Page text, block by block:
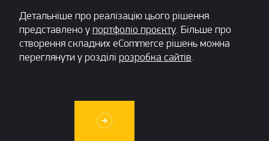
Детальніше про реалізацію цього рішення
представлено у портфоліо проєкту. Більше про
створення складних eCommerce рішень можна
переглянути у розділі розробка сайтів.